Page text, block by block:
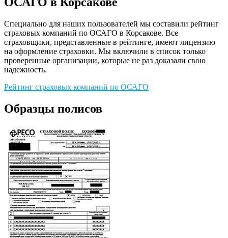
Специально для наших пользователей мы составили рейтинг
страховых компаний по ОСАГО в Корсакове. Все
страховщики, представленные в рейтинге, имеют лицензию
на оформление страховки. Мы включили в список только
проверенные организации, которые не раз доказали свою
надежность.
Рейтинг страховых компаний по ОСАГО
Образцы полисов